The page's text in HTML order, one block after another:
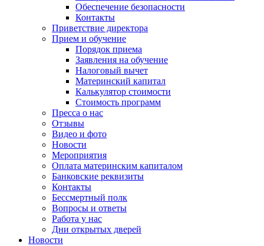
Обеспечение безопасности
Контакты
Приветствие директора
Прием и обучение
Порядок приема
Заявления на обучение
Налоговый вычет
Материнский капитал
Калькулятор стоимости
Стоимость программ
Пресса о нас
Отзывы
Видео и фото
Новости
Мероприятия
Оплата материнским капиталом
Банковские реквизиты
Контакты
Бессмертный полк
Вопросы и ответы
Работа у нас
Дни открытых дверей
Новости